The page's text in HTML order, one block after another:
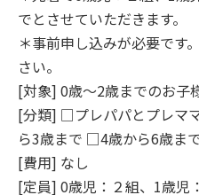
でとさせていただきます。
＊事前申し込みが必要です
さい。
[対象] 0歳～2歳までのお子
[分類] □プレパパとプレマ
ら3歳まで □4歳から6歳ま
[費用] なし
[定員] 0歳児：２組、1歳児